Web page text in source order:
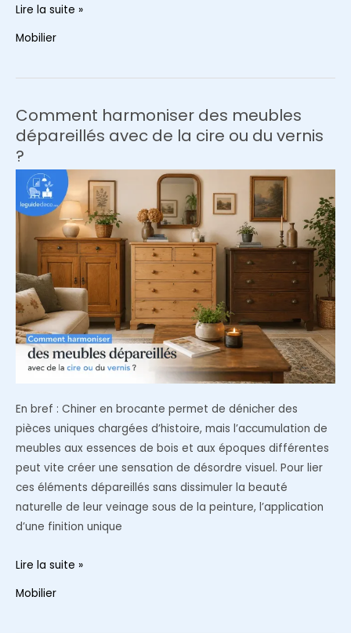
Canapé
en
lin
bouclé
:
match
pour
votre
salon
Lire la suite »
Mobilier
Comment harmoniser des meubles
dépareillés avec de la cire ou du vernis
?
En bref : Chiner en brocante permet de dénicher des
pièces uniques chargées d’histoire, mais l’accumulation de
meubles aux essences de bois et aux époques différentes
peut vite créer une sensation de désordre visuel. Pour lier
ces éléments dépareillés sans dissimuler la beauté
naturelle de leur veinage sous de la peinture, l’application
d’une finition unique
Comment
Lire la suite »
Mobilier